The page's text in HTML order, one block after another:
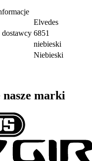
Elvedes
6851
niebieski
Niebieski
nasze marki